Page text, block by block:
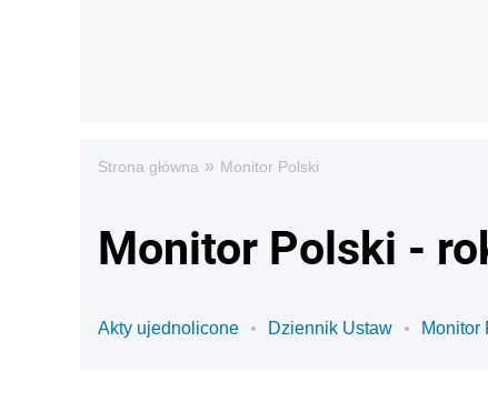
Strona główna » Monitor Polski
Monitor Polski -
Akty ujednolicone Dziennik Ustaw Monitor